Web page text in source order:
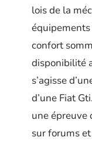
lois de la
équipements
confort
disponibilité
s’agisse
d’une Fiat
une épreuve
sur forums